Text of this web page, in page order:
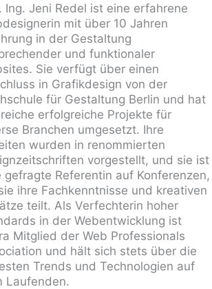
Ing. Jeni Redel ist eine erfahrene
mit über 10 Jahren
in der Gestaltung
und funktionaler
Sie verfügt über einen
in Grafikdesign von der
für Gestaltung Berlin und hat
erfolgreiche Projekte für
Branchen umgesetzt. Ihre
wurden in renommierten
vorgestellt, und sie ist
gefragte Referentin auf Konferenzen,
ihre Fachkenntnisse und kreativen
teilt. Als Verfechterin hoher
in der Webentwicklung ist
Mitglied der Web Professionals
und hält sich stets über die
Trends und Technologien auf
Laufenden.